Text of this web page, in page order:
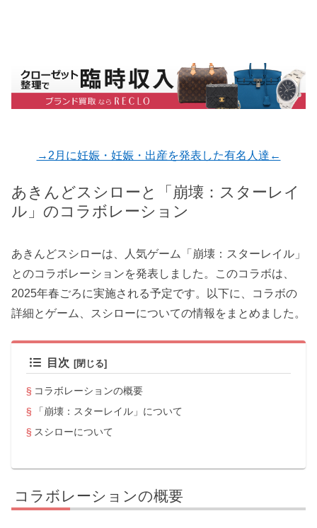
→2月に妊娠・妊娠・出産を発表した有名人達←
あきんどスシローと「崩壊：スターレイ
ル」のコラボレーション
あきんどスシローは、人気ゲーム「崩壊：スターレイル」
とのコラボレーションを発表しました。このコラボは、
2025年春ごろに実施される予定です。以下に、コラボの
詳細とゲーム、スシローについての情報をまとめました。
目次
コラボレーションの概要
「崩壊：スターレイル」について
スシローについて
コラボレーションの概要